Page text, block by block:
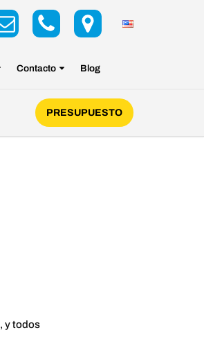
Contacto Blog
PRESUPUESTO
, y todos